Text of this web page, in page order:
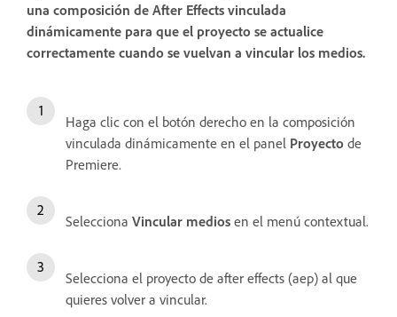
una composición de After Effects vinculada
dinámicamente para que el proyecto se actualice
correctamente cuando se vuelvan a vincular los medios.
Haga clic con el botón derecho en la composición
vinculada dinámicamente en el panel Proyecto de
Premiere.
Selecciona Vincular medios en el menú contextual.
Selecciona el proyecto de after effects (aep) al que
quieres volver a vincular.